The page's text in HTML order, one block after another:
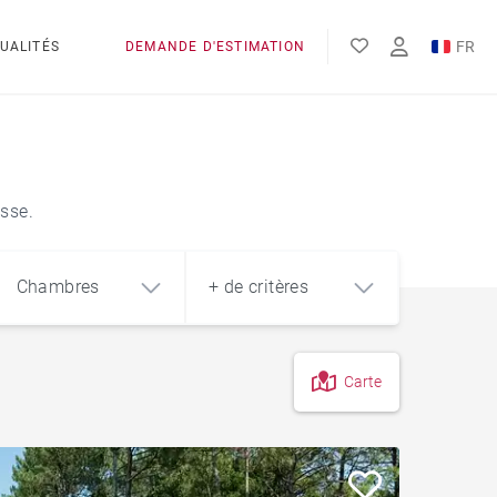
DEMANDE D'ESTIMATION FR
EN
Chambres + de critères
À la campagne
Carte